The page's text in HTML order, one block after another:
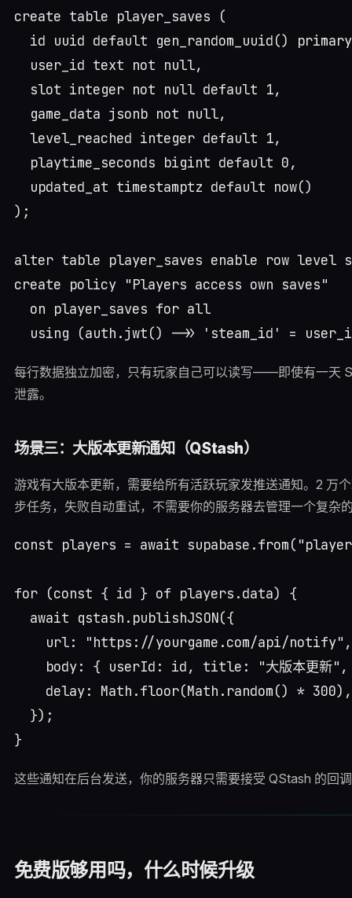
create table player_saves (
id uuid default gen_random_uuid()
  user_id text not null,
  slot integer not null default 1,
  game_data jsonb not null,
  level_reached integer default 1,
  playtime_seconds bigint default 0,
  updated_at timestamptz default now()
);
alter table player_saves enable row level
create policy "Players access own saves"
  on player_saves for all
每行数据独立加密，只有玩家自己可以读写——即使有一天
泄露。
场景三：大版本更新通知（QStash）
游戏有大版本更新，需要给所有活跃玩家发推送通知。2 万
步任务，失败自动重试，不需要你的服务器去管理一个复杂
const players = await
for (const { id } of players.data) {
  await qstash.publishJSON({
    url: "https://yourgame.com/api/notify",
body: { userId: id, title: "大版本更新
delay: Math.floor(Math.random() * 300),
  });
这些通知在后台发送，你的服务器只需要接受 QStash 的回
免费版够用吗，什么时候升级